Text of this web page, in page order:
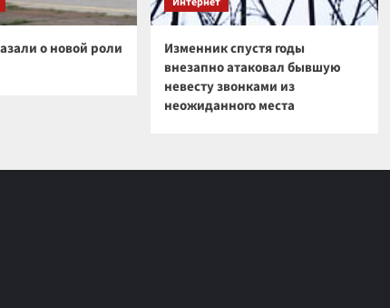
о новой роли
Изменник спустя годы
внезапно атаковал бывшую
невесту звонками из
неожиданного места